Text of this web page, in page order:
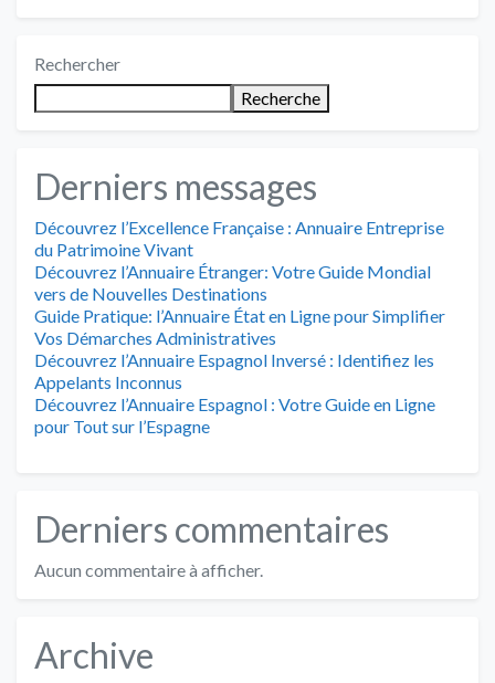
Rechercher
Recherche
Derniers messages
Découvrez l’Excellence Française : Annuaire Entreprise
du Patrimoine Vivant
Découvrez l’Annuaire Étranger: Votre Guide Mondial
vers de Nouvelles Destinations
Guide Pratique: l’Annuaire État en Ligne pour Simplifier
Vos Démarches Administratives
Découvrez l’Annuaire Espagnol Inversé : Identifiez les
Appelants Inconnus
Découvrez l’Annuaire Espagnol : Votre Guide en Ligne
pour Tout sur l’Espagne
Derniers commentaires
Aucun commentaire à afficher.
Archive